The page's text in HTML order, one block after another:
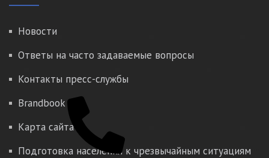
Новости
Ответы на часто задаваемые вопросы
Контакты пресс-службы
Brandbook
Карта сайта
Подготовка населения к чрезвычайным ситуациям